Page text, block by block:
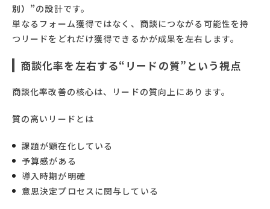
別）”の設計です。
単なるフォーム獲得ではなく、商談につながる可能性を持
つリードをどれだけ獲得できるかが成果を左右します。
商談化率を左右する“リードの質”という視点
商談化率改善の核心は、リードの質向上にあります。
質の高いリードとは
課題が顕在化している
予算感がある
導入時期が明確
意思決定プロセスに関与している